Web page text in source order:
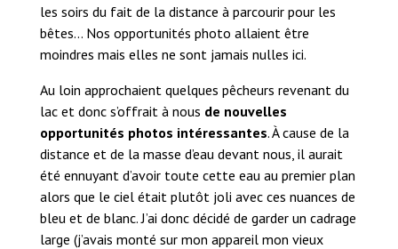
les soirs du fait de la distance à parcourir pour les
bêtes… Nos opportunités photo allaient être
moindres mais elles ne sont jamais nulles ici.
Au loin approchaient quelques pêcheurs revenant du
lac et donc s’offrait à nous de nouvelles
opportunités photos intéressantes. À cause de la
distance et de la masse d’eau devant nous, il aurait
été ennuyant d’avoir toute cette eau au premier plan
alors que le ciel était plutôt joli avec ces nuances de
bleu et de blanc. J’ai donc décidé de garder un cadrage
large (j’avais monté sur mon appareil mon vieux